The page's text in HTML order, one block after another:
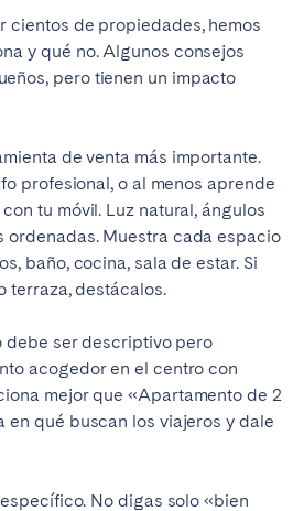
cientos de propiedades, hemos
y qué no. Algunos consejos
pero tienen un impacto
de venta más importante.
profesional, o al menos aprende
tu móvil. Luz natural, ángulos
ordenadas. Muestra cada espacio
baño, cocina, sala de estar. Si
terraza, destácalos.
debe ser descriptivo pero
acogedor en el centro con
mejor que «Apartamento de 2
en qué buscan los viajeros y dale
No digas solo «bien